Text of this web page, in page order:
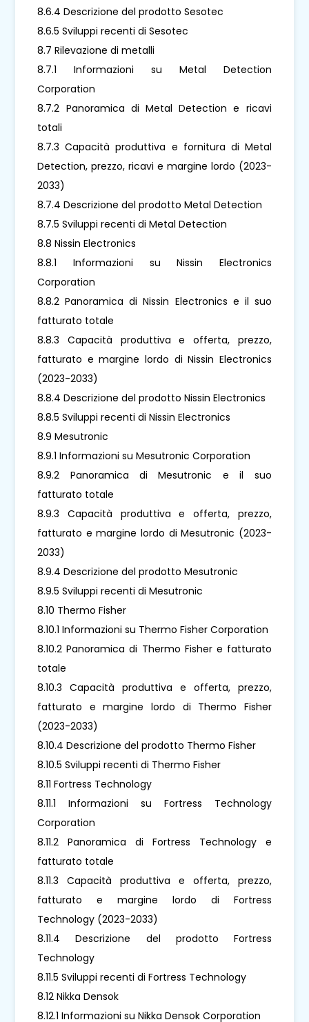
8.6.4 Descrizione del prodotto Sesotec
8.6.5 Sviluppi recenti di Sesotec
8.7 Rilevazione di metalli
8.7.1 Informazioni su Metal Detection
Corporation
8.7.2 Panoramica di Metal Detection e ricavi
totali
8.7.3 Capacità produttiva e fornitura di Metal
Detection, prezzo, ricavi e margine lordo (2023-
2033)
8.7.4 Descrizione del prodotto Metal Detection
8.7.5 Sviluppi recenti di Metal Detection
8.8 Nissin Electronics
8.8.1 Informazioni su Nissin Electronics
Corporation
8.8.2 Panoramica di Nissin Electronics e il suo
fatturato totale
8.8.3 Capacità produttiva e offerta, prezzo,
fatturato e margine lordo di Nissin Electronics
(2023-2033)
8.8.4 Descrizione del prodotto Nissin Electronics
8.8.5 Sviluppi recenti di Nissin Electronics
8.9 Mesutronic
8.9.1 Informazioni su Mesutronic Corporation
8.9.2 Panoramica di Mesutronic e il suo
fatturato totale
8.9.3 Capacità produttiva e offerta, prezzo,
fatturato e margine lordo di Mesutronic (2023-
2033)
8.9.4 Descrizione del prodotto Mesutronic
8.9.5 Sviluppi recenti di Mesutronic
8.10 Thermo Fisher
8.10.1 Informazioni su Thermo Fisher Corporation
8.10.2 Panoramica di Thermo Fisher e fatturato
totale
8.10.3 Capacità produttiva e offerta, prezzo,
fatturato e margine lordo di Thermo Fisher
(2023-2033)
8.10.4 Descrizione del prodotto Thermo Fisher
8.10.5 Sviluppi recenti di Thermo Fisher
8.11 Fortress Technology
8.11.1 Informazioni su Fortress Technology
Corporation
8.11.2 Panoramica di Fortress Technology e
fatturato totale
8.11.3 Capacità produttiva e offerta, prezzo,
fatturato e margine lordo di Fortress
Technology (2023-2033)
8.11.4 Descrizione del prodotto Fortress
Technology
8.11.5 Sviluppi recenti di Fortress Technology
8.12 Nikka Densok
8.12.1 Informazioni su Nikka Densok Corporation